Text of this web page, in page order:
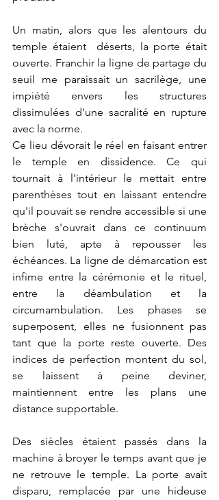
Un matin, alors que les alentours du
temple étaient  déserts, la porte était
ouverte. Franchir la ligne de partage du
seuil me paraissait un sacrilège, une
impiété envers les structures
dissimulées d'une sacralité en rupture
avec la norme.
Ce lieu dévorait le réel en faisant entrer
le temple en dissidence. Ce qui
tournait à l'intérieur le mettait entre
parenthèses tout en laissant entendre
qu'il pouvait se rendre accessible si une
brèche s'ouvrait dans ce continuum
bien luté, apte à repousser les
échéances. La ligne de démarcation est
infime entre la cérémonie et le rituel,
entre la déambulation et la
circumambulation. Les phases se
superposent, elles ne fusionnent pas
tant que la porte reste ouverte. Des
indices de perfection montent du sol,
se laissent à peine deviner,
maintiennent entre les plans une
distance supportable.
Des siècles étaient passés dans la
machine à broyer le temps avant que je
ne retrouve le temple. La porte avait
disparu, remplacée par une hideuse